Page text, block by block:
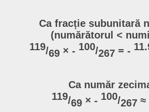
Ca fracție subunitară
(numărătorul <
119/69× - 100/267= -
Ca număr
119/69 × - 100/267 ≈